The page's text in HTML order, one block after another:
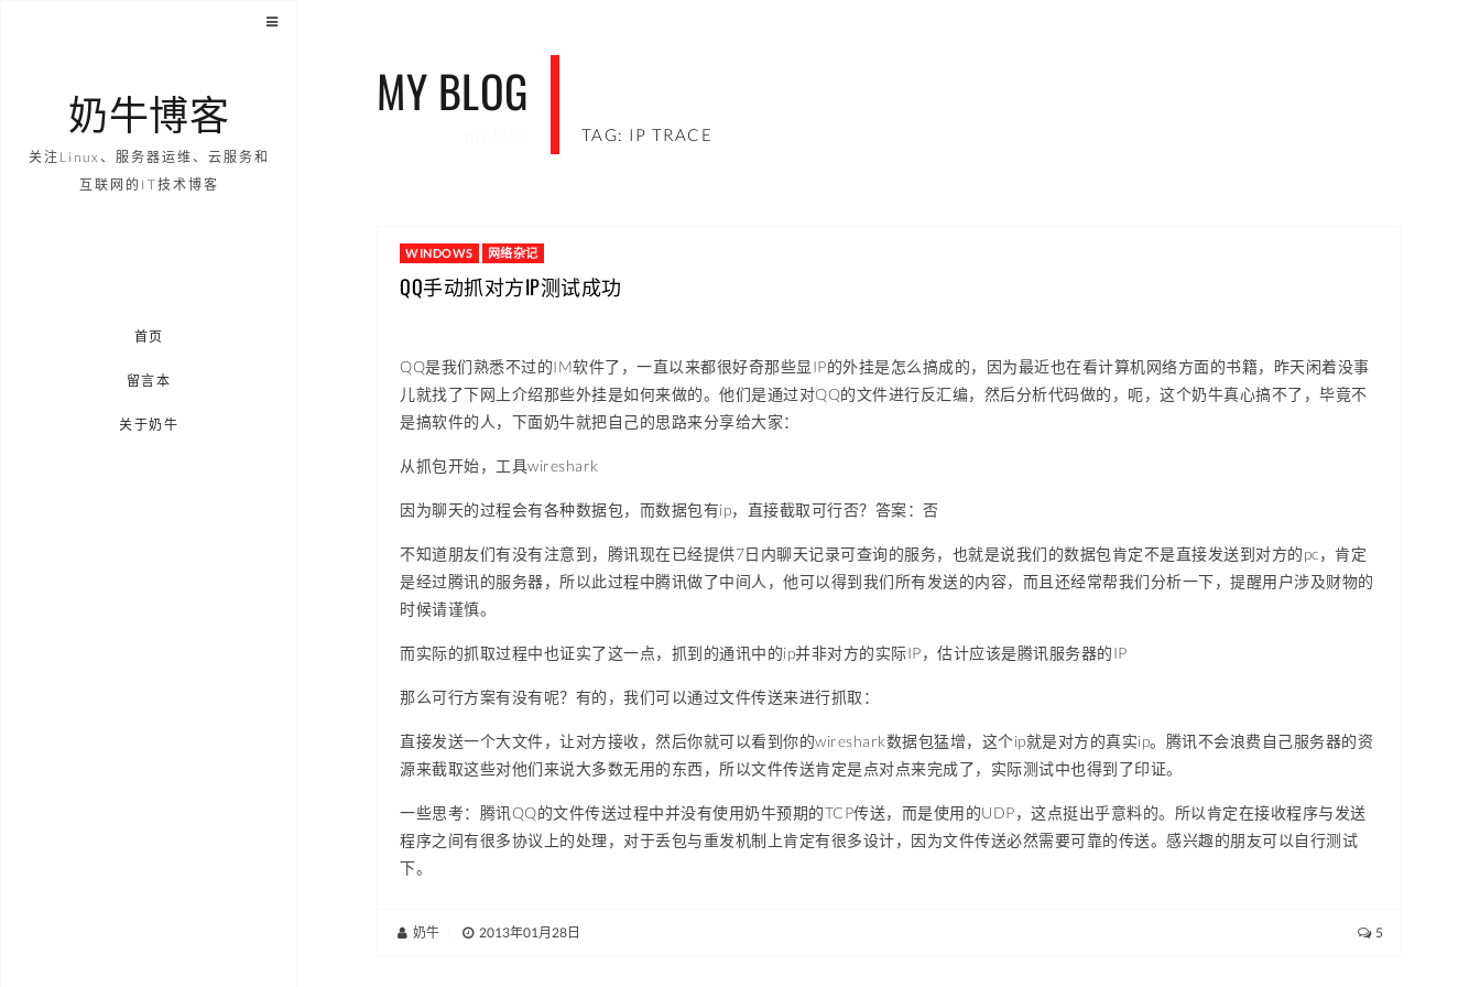
奶牛博客
关注Linux、服务器运维、云服务和
互联网的IT技术博客
首页
留言本
关于奶牛
MY BLOG
TAG: IP TRACE
WINDOWS 网络杂记
QQ手动抓对方IP测试成功
QQ是我们熟悉不过的IM软件了，一直以来都很好奇那些显IP的外挂是怎么搞成的，因为最近也在看计算机网络方面的书籍，昨天闲着没事
儿就找了下网上介绍那些外挂是如何来做的。他们是通过对QQ的文件进行反汇编，然后分析代码做的，呃，这个奶牛真心搞不了，毕竟不
是搞软件的人，下面奶牛就把自己的思路来分享给大家：
从抓包开始，工具wireshark
因为聊天的过程会有各种数据包，而数据包有ip，直接截取可行否？答案：否
不知道朋友们有没有注意到，腾讯现在已经提供7日内聊天记录可查询的服务，也就是说我们的数据包肯定不是直接发送到对方的pc，肯定
是经过腾讯的服务器，所以此过程中腾讯做了中间人，他可以得到我们所有发送的内容，而且还经常帮我们分析一下，提醒用户涉及财物的
时候请谨慎。
而实际的抓取过程中也证实了这一点，抓到的通讯中的ip并非对方的实际IP，估计应该是腾讯服务器的IP
那么可行方案有没有呢？有的，我们可以通过文件传送来进行抓取：
直接发送一个大文件，让对方接收，然后你就可以看到你的wireshark数据包猛增，这个ip就是对方的真实ip。腾讯不会浪费自己服务器的资
源来截取这些对他们来说大多数无用的东西，所以文件传送肯定是点对点来完成了，实际测试中也得到了印证。
一些思考：腾讯QQ的文件传送过程中并没有使用奶牛预期的TCP传送，而是使用的UDP，这点挺出乎意料的。所以肯定在接收程序与发送
程序之间有很多协议上的处理，对于丢包与重发机制上肯定有很多设计，因为文件传送必然需要可靠的传送。感兴趣的朋友可以自行测试
下。
奶牛 2013年01月28日 5